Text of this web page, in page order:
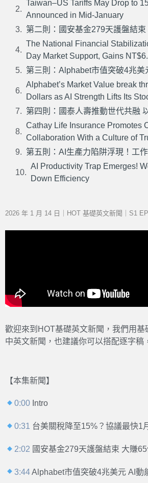
Taiwan–US Tariffs May Drop to
Announced in Mid-January
第二則：國安基金279天護盤結
The National Financial
Day Market Support, Gains
第三則：Alphabet市值突破4兆美
Alphabet’s Market Value break
Dollars as AI Strength Lifts Its
第四則：國泰人壽推動世代共融
Cathay Life Insurance Promotes
Collaboration With a Culture of
第五則：AI生產力陷阱浮現！工
AI Productivity Trap Emerges!
Down Efficiency
2026 年 1 月 14 日｜HOT 基礎英文新聞｜S1
歡迎來到HOT基礎英文新聞，我們用
中英文新聞，也建議你可以搭配逐字稿
【本集新聞】
0:00 Intro
0:31 台美關稅降至15%？協議最快1
2:02 國安基金279天護盤結束 大賺
3:44Alphabet市值突破4兆美元 AI動